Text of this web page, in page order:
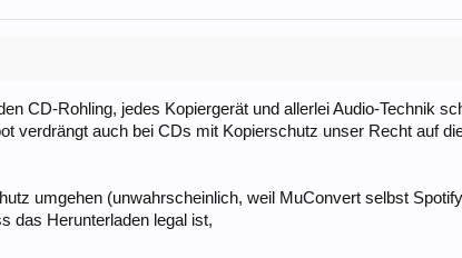
CD-Rohling, jedes Kopiergerät und allerlei Audio-Technik
verdrängt auch bei CDs mit Kopierschutz unser Recht auf
umgehen (unwahrscheinlich, weil MuConvert selbst
das Herunterladen legal ist,